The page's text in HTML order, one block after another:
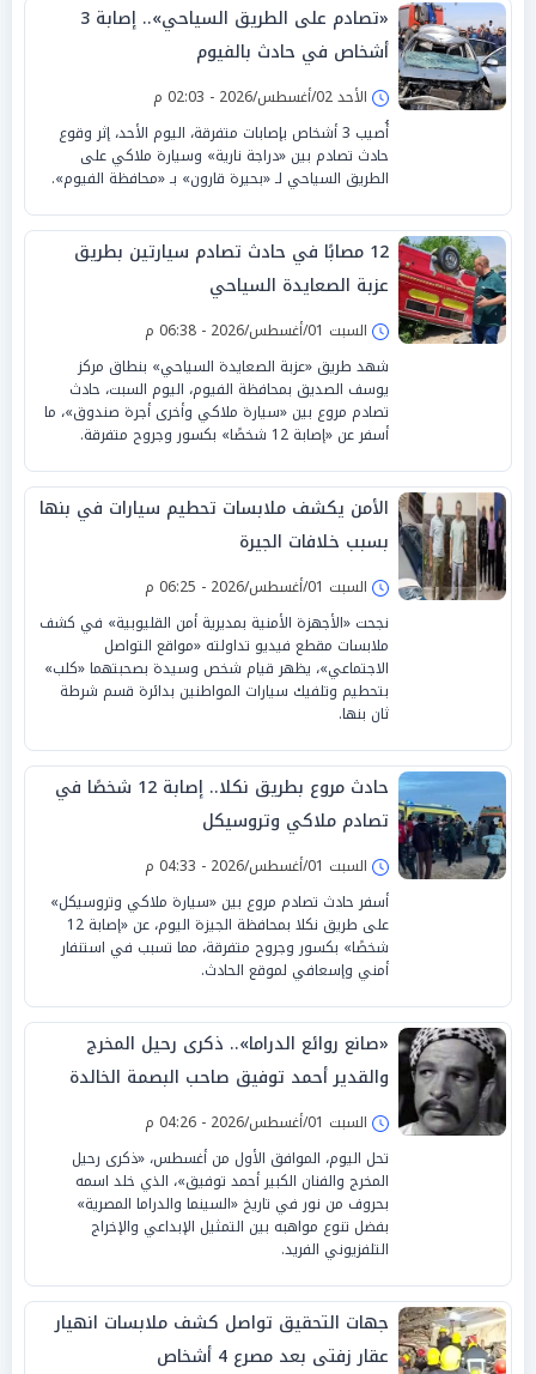
«تصادم على الطريق السياحي».. إصابة 3
أشخاص في حادث بالفيوم
الأحد 02/أغسطس/2026 - 02:03 م
أُصيب 3 أشخاص بإصابات متفرقة، اليوم الأحد، إثر وقوع
حادث تصادم بين «دراجة نارية» وسيارة ملاكي على
الطريق السياحي لـ «بحيرة قارون» بـ «محافظة الفيوم».
12 مصابًا في حادث تصادم سيارتين بطريق
عزبة الصعايدة السياحي
السبت 01/أغسطس/2026 - 06:38 م
شهد طريق «عزبة الصعايدة السياحي» بنطاق مركز
يوسف الصديق بمحافظة الفيوم، اليوم السبت، حادث
تصادم مروع بين «سيارة ملاكي وأخرى أجرة صندوق»، ما
أسفر عن «إصابة 12 شخصًا» بكسور وجروح متفرقة.
الأمن يكشف ملابسات تحطيم سيارات في بنها
بسبب خلافات الجيرة
السبت 01/أغسطس/2026 - 06:25 م
نجحت «الأجهزة الأمنية بمديرية أمن القليوبية» في كشف
ملابسات مقطع فيديو تداولته «مواقع التواصل
الاجتماعي»، يظهر قيام شخص وسيدة بصحبتهما «كلب»
بتحطيم وتلفيك سيارات المواطنين بدائرة قسم شرطة
ثان بنها.
حادث مروع بطريق نكلا.. إصابة 12 شخصًا في
تصادم ملاكي وتروسيكل
السبت 01/أغسطس/2026 - 04:33 م
أسفر حادث تصادم مروع بين «سيارة ملاكي وتروسيكل»
على طريق نكلا بمحافظة الجيزة اليوم، عن «إصابة 12
شخصًا» بكسور وجروح متفرقة، مما تسبب في استنفار
أمني وإسعافي لموقع الحادث.
«صانع روائع الدراما».. ذكرى رحيل المخرج
والقدير أحمد توفيق صاحب البصمة الخالدة
السبت 01/أغسطس/2026 - 04:26 م
تحل اليوم، الموافق الأول من أغسطس، «ذكرى رحيل
المخرج والفنان الكبير أحمد توفيق»، الذي خلد اسمه
بحروف من نور في تاريخ «السينما والدراما المصرية»
بفضل تنوع مواهبه بين التمثيل الإبداعي والإخراج
التلفزيوني الفريد.
جهات التحقيق تواصل كشف ملابسات انهيار
عقار زفتى بعد مصرع 4 أشخاص